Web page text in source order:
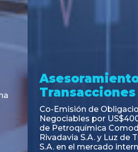
Transacciones
PAGBAM asesoró a
autorización para la
de los Certificados de
del Fideicomiso
Inmobiliario "Espacio